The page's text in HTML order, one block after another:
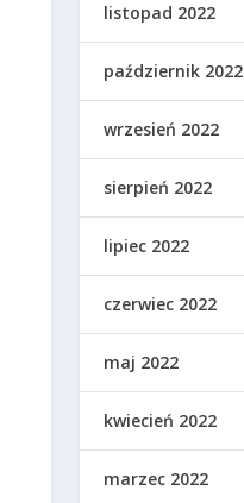
listopad 2022
październik 2022
wrzesień 2022
sierpień 2022
lipiec 2022
czerwiec 2022
maj 2022
kwiecień 2022
marzec 2022